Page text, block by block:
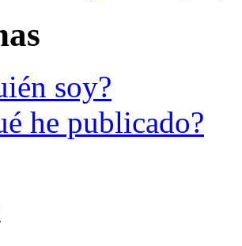
soy?
he publicado?